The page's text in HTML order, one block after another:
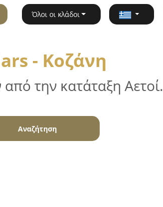
Όλοι οι κλάδοι
- Κοζάνη
την κατάταξη Αετοί.
Αναζήτηση